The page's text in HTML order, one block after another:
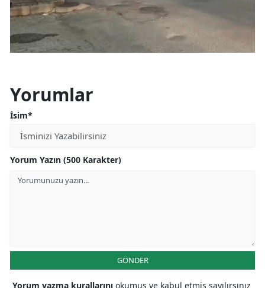
Yorumlar
İsim*
Yorum Yazın (500 Karakter)
GÖNDER
Yorum yazma kurallarını okumuş ve kabul etmiş sayılırsınız